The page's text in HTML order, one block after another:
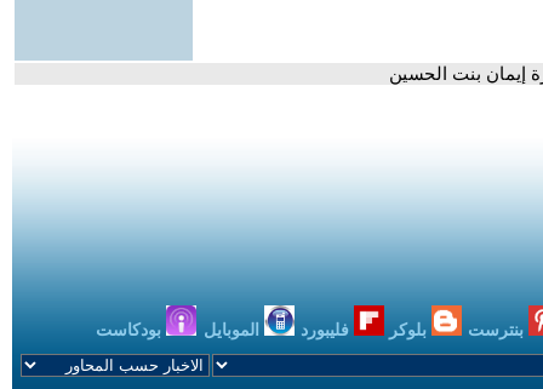
إيمان بنت الحسين
بنترست بلوكر فليبورد الموبايل بودكاست